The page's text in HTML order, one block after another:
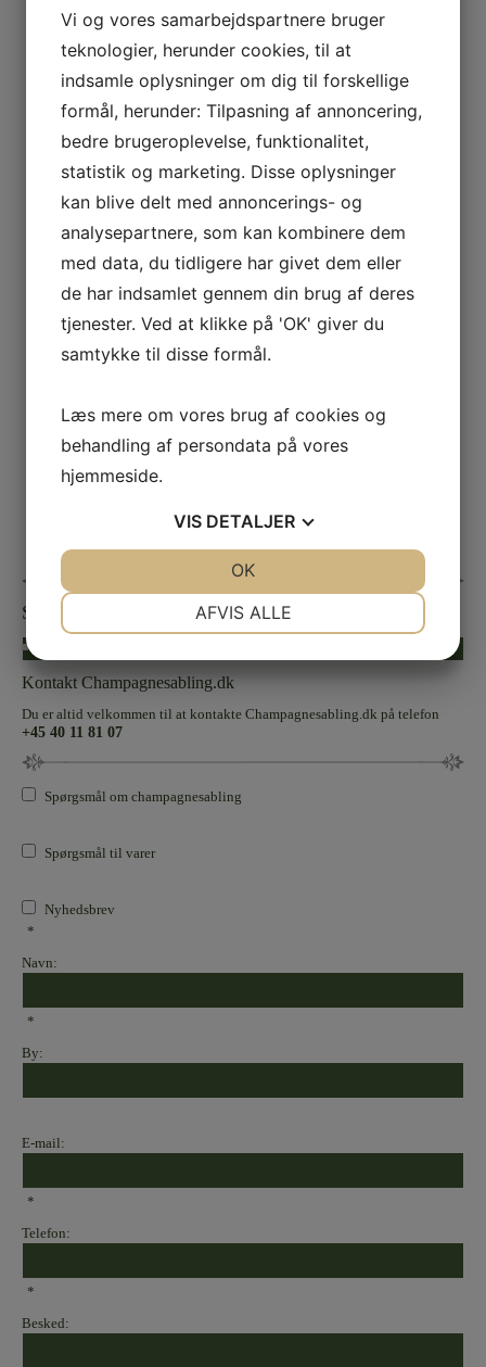
Sølvbryllup
Kontakt Champagnesabling.dk
Du er altid velkommen til at kontakte Champagnesabling.dk på telefon
+45 40 11 81 07
Spørgsmål om champagnesabling
Spørgsmål til varer
Nyhedsbrev
*
Navn:
*
By:
E-mail:
*
Telefon:
*
Besked:
Vi og vores samarbejdspartnere bruger
teknologier, herunder cookies, til at
indsamle oplysninger om dig til forskellige
formål, herunder: Tilpasning af annoncering,
bedre brugeroplevelse, funktionalitet,
statistik og marketing. Disse oplysninger
kan blive delt med annoncerings- og
analysepartnere, som kan kombinere dem
med data, du tidligere har givet dem eller
de har indsamlet gennem din brug af deres
tjenester. Ved at klikke på 'OK' giver du
samtykke til disse formål.
Læs mere om vores brug af cookies og
behandling af persondata på vores
hjemmeside.
VIS DETALJER
MARKETING
AFVIS ALLE
OK